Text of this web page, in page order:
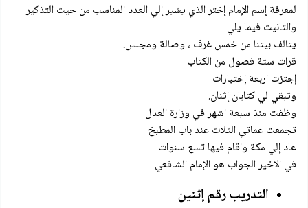
لمعرفة إسم الإمام إختر الذي يشير إلي العدد المناسب من حيث التذكير
والتانيث فيما يلي
يتالف بيتنا من خمس غرف ، وصالة ومجلس.
قرات ستة فصول من الكتاب
إجتزت اربعة إختبارات
وتبقي لي كتابان إثنان.
وظفت منذ سبعة اشهر في وزارة العدل
تجمعت عماتي الثلاث عند باب المطبخ
عاد إلي مكة واقام فيها تسع سنوات
في الاخير الجواب هو الإمام الشافعي
التدريب رقم إثنين